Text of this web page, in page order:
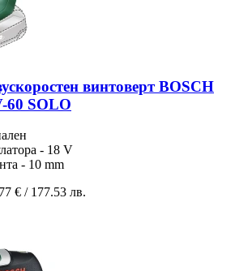
винтоверт BOSCH
60 SOLO
- 18 V
- 10 mm
€ / 177.53 лв.